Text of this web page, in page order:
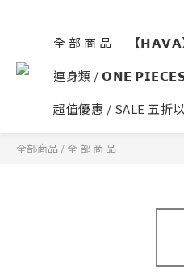
全 部 商 品 【𝗛𝗔𝗩𝗔
連身類 / 𝗢𝗡𝗘
超值優惠 / SALE 五折
全部商品 / 全 部 商 品